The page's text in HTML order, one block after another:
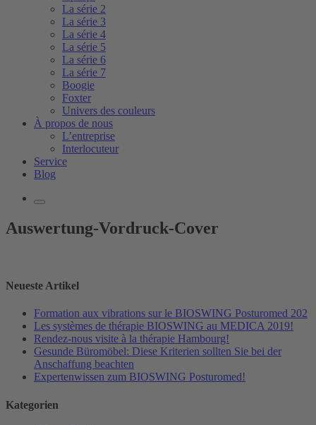
La série 2
La série 3
La série 4
La série 5
La série 6
La série 7
Boogie
Foxter
Univers des couleurs
À propos de nous
L’entreprise
Interlocuteur
Service
Blog
Auswertung-Vordruck-Cover
Neueste Artikel
Formation aux vibrations sur le BIOSWING Posturomed 202
Les systèmes de thérapie BIOSWING au MEDICA 2019!
Rendez-nous visite à la thérapie Hambourg!
Gesunde Büromöbel: Diese Kriterien sollten Sie bei der
Anschaffung beachten
Expertenwissen zum BIOSWING Posturomed!
Kategorien